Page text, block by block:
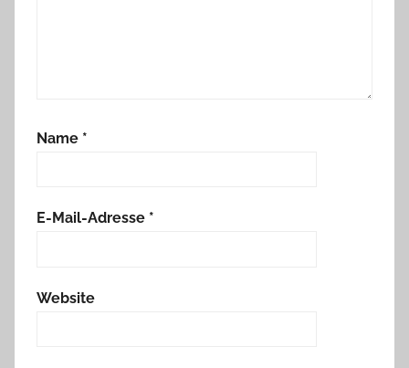
Name *
E-Mail-Adresse *
Website